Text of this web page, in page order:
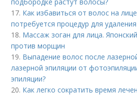
17. Как избавиться от волос на
потребуется процедур для
18. Массаж зоган для лица.
против морщин
19. Выпадение волос после
лазерной эпиляции от
эпиляции?
20. Как легко сократить время